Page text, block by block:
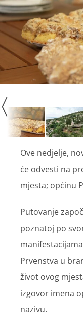
Ove nedjelje,
će odvesti na
mjesta; općinu
Putovanje
poznatoj po
Prvenstva u
život ovog
izgovor imena
nazivu.